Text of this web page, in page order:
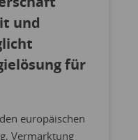
und
für
europäischen
Vermarktung